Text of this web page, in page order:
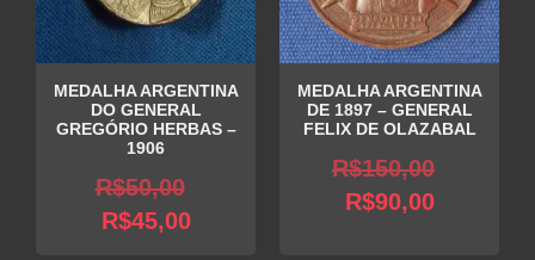
MEDALHA ARGENTINA
DO GENERAL
GREGÓRIO HERBAS –
1906
R$50,00
R$45,00O
MEDALHA ARGENTINA
DE 1897 – GENERAL
FELIX DE OLAZABAL
R$150,00
R$90,00O